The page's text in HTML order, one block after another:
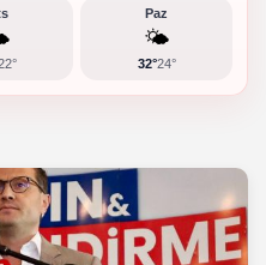
Paz
🌤️
32°24°